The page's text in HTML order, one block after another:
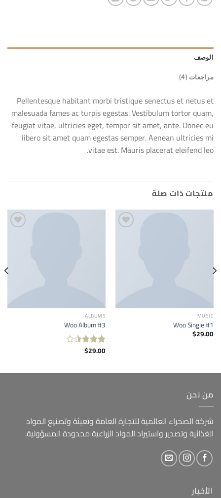
الوصف
مراجعات (4)
Pellentesque habitant morbi tristique senectus et netus et
malesuada fames ac turpis egestas. Vestibulum tortor quam,
feugiat vitae, ultricies eget, tempor sit amet, ante. Donec eu
libero sit amet quam egestas semper. Aenean ultricies mi
vitae est. Mauris placerat eleifend leo.
منتجات ذات صلة
MUSIC
Woo Single #1
$29.00
ALBUMS
Woo Album #3
تم
من 5
$29.00
من نحن
شركة الصحراء العالمية للتجارة العامة وتعبئة وتصنيع المواد
الغذائية وتصدير واستيراد المواد الزراعية محدودة المسؤولية.
الأخبار